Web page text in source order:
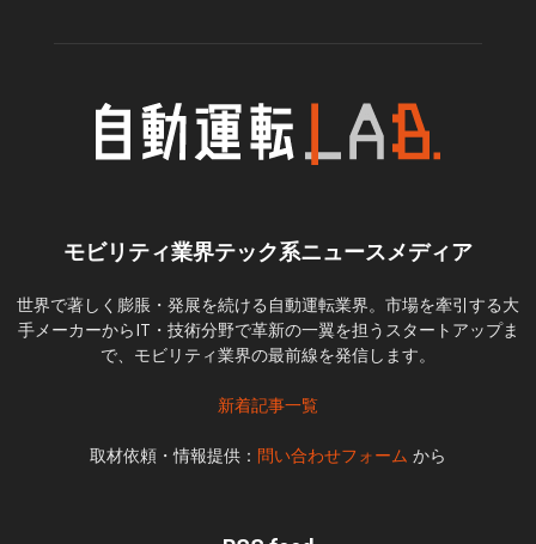
モビリティ業界テック系ニュースメディア
世界で著しく膨脹・発展を続ける自動運転業界。市場を牽引する大
手メーカーからIT・技術分野で革新の一翼を担うスタートアップま
で、モビリティ業界の最前線を発信します。
新着記事一覧
取材依頼・情報提供： 問い合わせフォーム から